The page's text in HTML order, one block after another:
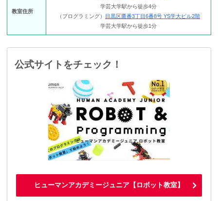
教室住所
学芸大学駅から徒歩4分
（プログラミング） 目黒区鷹番3丁目6番8号 YS学大ビル2階
学芸大学駅から徒歩1分
公式サイトをチェック！
ヒューマンアカデミージュニア【ロボット教室】